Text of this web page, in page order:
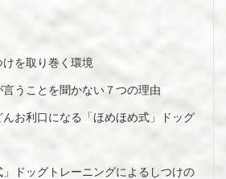
を取り巻く環境
うことを聞かない７つの理由
お利口になる「ほめほめ式」ドッグ
ドッグトレーニングによるしつけの